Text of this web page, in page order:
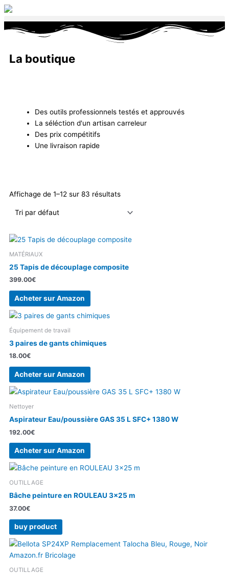
Aller
contenu
La boutique
Des outils professionnels testés et approuvés
La séléction d'un artisan carreleur
Des prix compétitifs
Une livraison rapide
Affichage de 1–12 sur 83 résultats
MATÉRIAUX
25 Tapis de découplage composite
399.00€
Acheter sur Amazon
Équipement de travail
3 paires de gants chimiques
18.00€
Acheter sur Amazon
Nettoyer
Aspirateur Eau/poussière GAS 35 L SFC+ 1380 W
192.00€
Acheter sur Amazon
OUTILLAGE
Bâche peinture en ROULEAU 3×25 m
37.00€
buy product
OUTILLAGE